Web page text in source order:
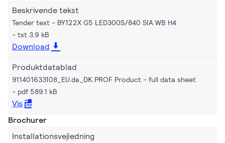
Beskrivende tekst
Tender text - BY122X G5 LED300S/840 SIA WB H4
txt 3.9 kB
Download
Produktdatablad
911401633108_EU.da_DK.PROF Product - full data sheet
pdf 589.1 kB
Vis
Brochurer
Installationsvejledning